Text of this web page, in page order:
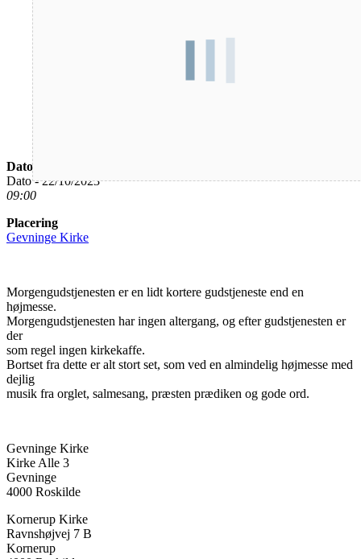
Dato/Tidspunkt
Dato - 22/10/2023
09:00
Placering
Gevninge Kirke
Morgengudstjenesten er en lidt kortere gudstjeneste end en
højmesse.
Morgengudstjenesten har ingen altergang, og efter gudstjenesten er
der
som regel ingen kirkekaffe.
Bortset fra dette er alt stort set, som ved en almindelig højmesse med
dejlig
musik fra orglet, salmesang, præsten prædiken og gode ord.
Gevninge Kirke
Kirke Alle 3
Gevninge
4000 Roskilde
Kornerup Kirke
Ravnshøjvej 7 B
Kornerup